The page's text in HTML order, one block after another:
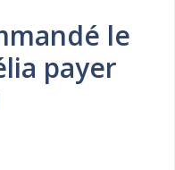
le
payer